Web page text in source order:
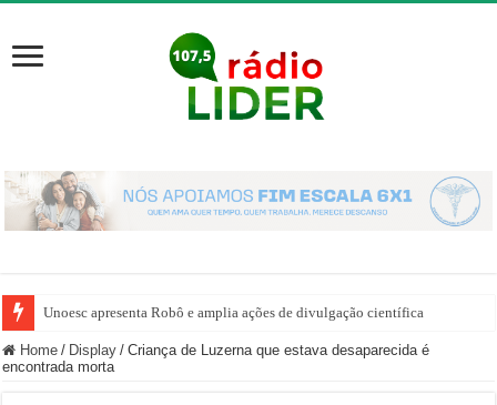
Unoesc apresenta Robô e amplia ações de divulgação científica
Home / Display / Criança de Luzerna que estava desaparecida é
encontrada morta